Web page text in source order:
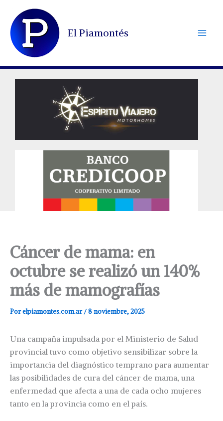
contenido
El Piamontés
Cáncer de mama: en
octubre se realizó un 140%
más de mamografías
Porelpiamontes.com.ar/8 noviembre, 2025
Una campaña impulsada por el Ministerio de Salud
provincial tuvo como objetivo sensibilizar sobre la
importancia del diagnóstico temprano para aumentar
las posibilidades de cura del cáncer de mama, una
enfermedad que afecta a una de cada ocho mujeres
tanto en la provincia como en el país.